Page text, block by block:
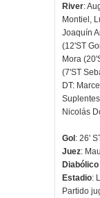
River:
Montiel,
Joaquín
(12'ST
Mora
(7'ST
DT:
Nicolás
Gol: 26'
Juez:
Estadio:
Partido